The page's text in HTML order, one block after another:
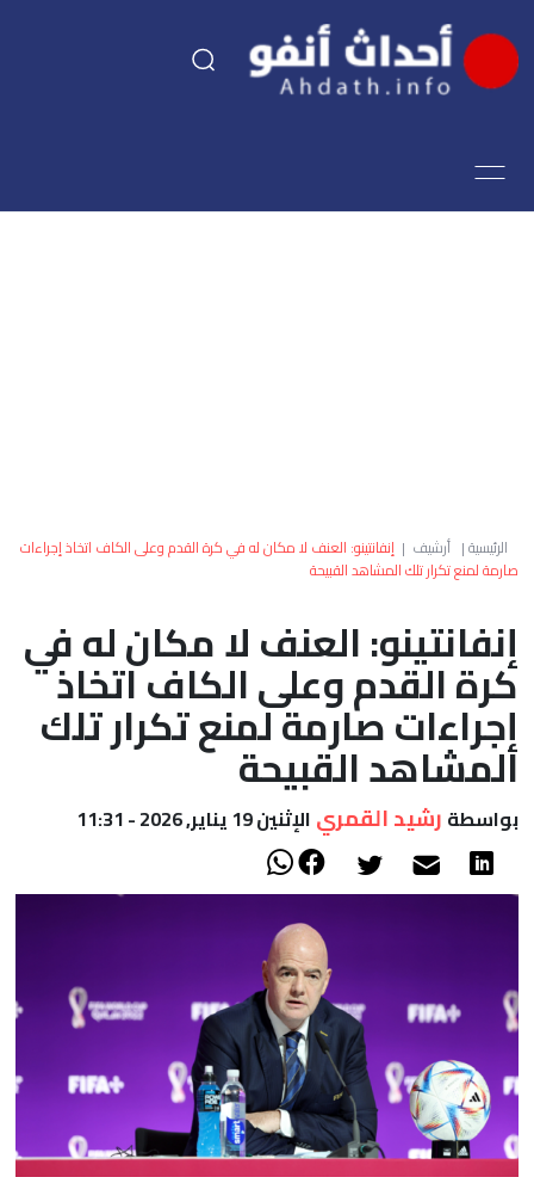
اقتصاد
العالم
الصحراء
الرئيسية| أرشيف | إنفانتينو: العنف لا مكان له في كرة القدم وعلى الكاف اتخاذ إجراءات
صارمة لمنع تكرار تلك المشاهد القبيحة
إنفانتينو: العنف لا مكان له في
كرة القدم وعلى الكاف اتخاذ
إجراءات صارمة لمنع تكرار تلك
المشاهد القبيحة
بواسطة رشيد القمري الإثنين 19 يناير, 2026 - 11:31